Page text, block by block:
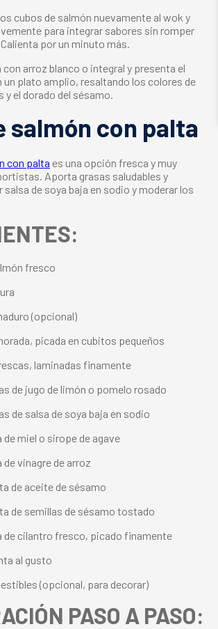
cubos de salmón nuevamente al wok y
para integrar sabores sin romper
por un minuto más.
arroz blanco o integral y presenta el
un plato amplio, resaltando los colores de
y el dorado del sésamo.
salmón con palta
con palta es una opción fresca y muy
Aporta grasas saludables y
salsa de soya baja en sodio y moderar los
fresco
(opcional)
picada en cubitos pequeños
laminadas finamente
de jugo de limón o pomelo rosado
de salsa de soya baja en sodio
de miel o sirope de agave
de vinagre de arroz
de aceite de sésamo
de semillas de sésamo tostado
de cilantro fresco, picado finamente
al gusto
(opcional, para decorar)
PASO A PASO: